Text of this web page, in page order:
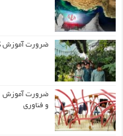
ضرورت آموزش
ضرورت آموزش
و فناوری